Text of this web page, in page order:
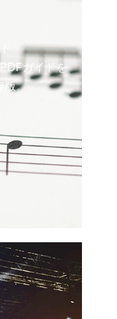
ガイドを
版。